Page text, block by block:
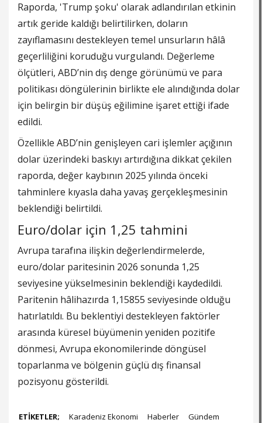
Raporda, 'Trump şoku' olarak adlandırılan etkinin
artık geride kaldığı belirtilirken, doların
zayıflamasını destekleyen temel unsurların hâlâ
geçerliliğini koruduğu vurgulandı. Değerleme
ölçütleri, ABD’nin dış denge görünümü ve para
politikası döngülerinin birlikte ele alındığında dolar
için belirgin bir düşüş eğilimine işaret ettiği ifade
edildi.
Özellikle ABD’nin genişleyen cari işlemler açığının
dolar üzerindeki baskıyı artırdığına dikkat çekilen
raporda, değer kaybının 2025 yılında önceki
tahminlere kıyasla daha yavaş gerçekleşmesinin
beklendiği belirtildi.
Euro/dolar için 1,25 tahmini
Avrupa tarafına ilişkin değerlendirmelerde,
euro/dolar paritesinin 2026 sonunda 1,25
seviyesine yükselmesinin beklendiği kaydedildi.
Paritenin hâlihazırda 1,15855 seviyesinde olduğu
hatırlatıldı. Bu beklentiyi destekleyen faktörler
arasında küresel büyümenin yeniden pozitife
dönmesi, Avrupa ekonomilerinde döngüsel
toparlanma ve bölgenin güçlü dış finansal
pozisyonu gösterildi.
ETİKETLER; Karadeniz Ekonomi Haberler Gündem